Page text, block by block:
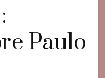
Paulo